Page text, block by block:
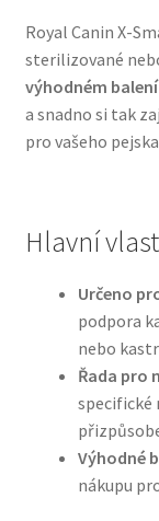
Bozita pro
Brit pro psy
přírodními
Happy Dog
Hill’s pro psy
Hračky pro psy
Konzervy a
Royal Canin X-
sterilizované
výhodném balení
a snadno si tak
pro vašeho
Hlavní
Určeno
podpora
nebo
Řada pro
specifické
Výhodné
nákupu